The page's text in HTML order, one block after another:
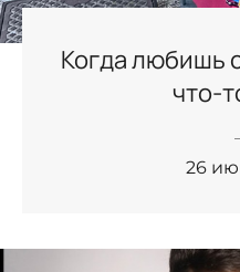
Когда любишь
что-
26